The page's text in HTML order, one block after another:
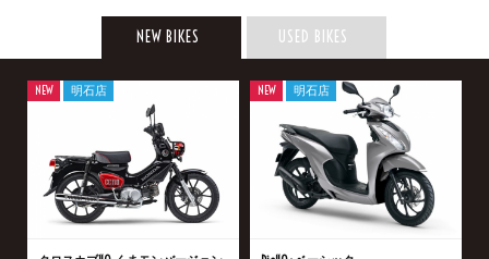
NEW BIKES USED BIKES
NEW 明石店 NEW 明石店